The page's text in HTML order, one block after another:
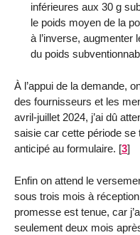
inférieures aux 30 g
le poids moyen de la
à l’inverse, augmenter
du poids
À l’appui de la demande,
des fournisseurs et les
avril-juillet 2024, j’ai dû
saisie car cette période se
anticipé au formulaire. [3]
Enfin on attend le
sous trois mois à
promesse est tenue, car
seulement deux mois